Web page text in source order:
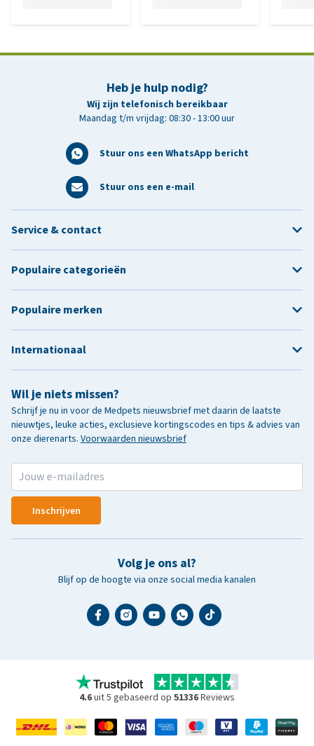
Heb je hulp nodig?
Wij zijn telefonisch bereikbaar
Maandag t/m vrijdag: 08:30 - 13:00 uur
Stuur ons een WhatsApp bericht
Stuur ons een e-mail
Wil je niets missen?
Schrijf je nu in voor de Medpets nieuwsbrief met daarin de laatste
nieuwtjes, leuke acties, exclusieve kortingscodes en tips & advies van
onze dierenarts. Voorwaarden nieuwsbrief
Inschrijven
Volg je ons al?
Blijf op de hoogte via onze social media kanalen
Service & contact
Populaire categorieën
Populaire merken
Internationaal
4.6uit 5 gebaseerd op 51336Reviews